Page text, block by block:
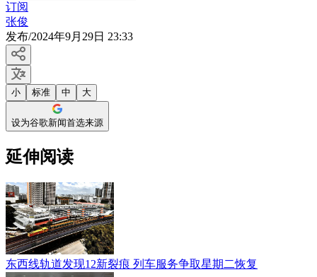
订阅
张俊
发布/2024年9月29日 23:33
小 标准 中 大
设为谷歌新闻首选来源
延伸阅读
东西线轨道发现12新裂痕 列车服务争取星期二恢复